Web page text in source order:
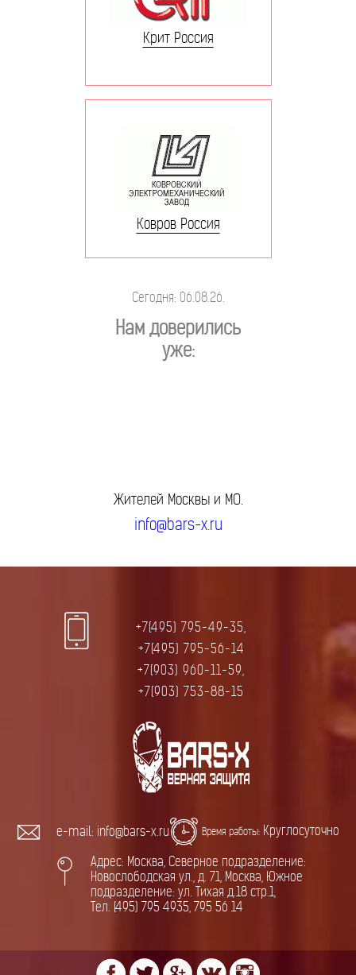
Крит Россия
Ковров Россия
Сегодня: 06.08.26.
Нам доверились
уже:
Жителей Москвы и МО.
info@bars-x.ru
e-mail: info@bars-x.ru Время работы: Круглосуточно
Адрес: Москва, Северное подразделение:
Новослободская ул., д. 71, Москва, Южное
подразделение: ул. Тихая д.18 стр.1,
Тел. (495) 795 4935, 795 56 14
+7(495) 795-49-35,
+7(495) 795-56-14
+7(903) 960-11-59,
+7(903) 753-88-15